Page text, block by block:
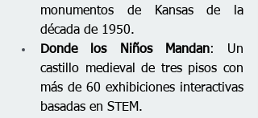
monumentos de Kansas de la
década de 1950.
Donde los Niños Mandan: Un
castillo medieval de tres pisos con
más de 60 exhibiciones interactivas
basadas en STEM.